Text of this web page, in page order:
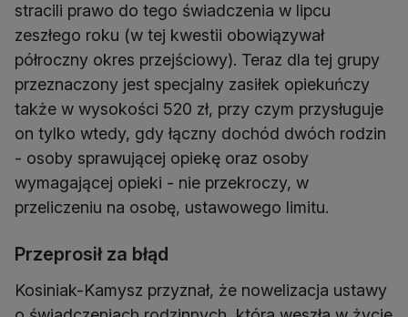
stracili prawo do tego świadczenia w lipcu
zeszłego roku (w tej kwestii obowiązywał
półroczny okres przejściowy). Teraz dla tej grupy
przeznaczony jest specjalny zasiłek opiekuńczy
także w wysokości 520 zł, przy czym przysługuje
on tylko wtedy, gdy łączny dochód dwóch rodzin
- osoby sprawującej opiekę oraz osoby
wymagającej opieki - nie przekroczy, w
przeliczeniu na osobę, ustawowego limitu.
Przeprosił za błąd
Kosiniak-Kamysz przyznał, że nowelizacja ustawy